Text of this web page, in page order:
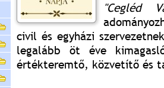
"Cegléd
civil és egyházi
legalább öt éve
értékteremtő, közvetítő és